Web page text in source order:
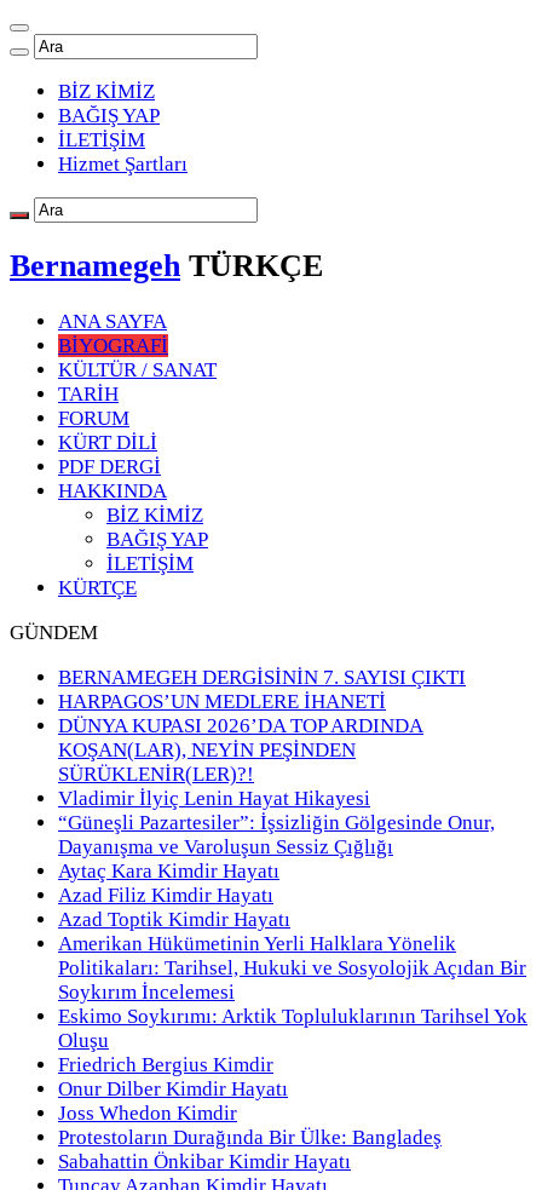
BİZ KİMİZ
BAĞIŞ YAP
İLETİŞİM
Hizmet Şartları
Bernamegeh TÜRKÇE
ANA SAYFA
BİYOGRAFİ
KÜLTÜR / SANAT
TARİH
FORUM
KÜRT DİLİ
PDF DERGİ
HAKKINDA
BİZ KİMİZ
BAĞIŞ YAP
İLETİŞİM
KÜRTÇE
GÜNDEM
BERNAMEGEH DERGİSİNİN 7. SAYISI ÇIKTI
HARPAGOS’UN MEDLERE İHANETİ
DÜNYA KUPASI 2026’DA TOP ARDINDA
KOŞAN(LAR), NEYİN PEŞİNDEN
SÜRÜKLENİR(LER)?!
Vladimir İlyiç Lenin Hayat Hikayesi
“Güneşli Pazartesiler”: İşsizliğin Gölgesinde Onur,
Dayanışma ve Varoluşun Sessiz Çığlığı
Aytaç Kara Kimdir Hayatı
Azad Filiz Kimdir Hayatı
Azad Toptik Kimdir Hayatı
Amerikan Hükümetinin Yerli Halklara Yönelik
Politikaları: Tarihsel, Hukuki ve Sosyolojik Açıdan Bir
Soykırım İncelemesi
Eskimo Soykırımı: Arktik Topluluklarının Tarihsel Yok
Oluşu
Friedrich Bergius Kimdir
Onur Dilber Kimdir Hayatı
Joss Whedon Kimdir
Protestoların Durağında Bir Ülke: Bangladeş
Sabahattin Önkibar Kimdir Hayatı